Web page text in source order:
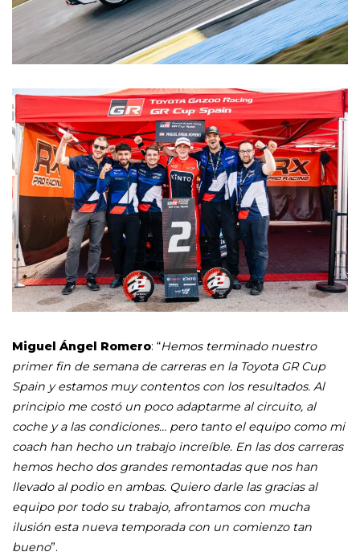
Miguel Ángel Romero: “Hemos terminado nuestro
primer fin de semana de carreras en la Toyota GR Cup
Spain y estamos muy contentos con los resultados. Al
principio me costó un poco adaptarme al circuito, al
coche y a las condiciones… pero tanto el equipo como mi
coach han hecho un trabajo increíble. En las dos carreras
hemos hecho dos grandes remontadas que nos han
llevado al podio en ambas. Quiero darle las gracias al
equipo por todo su trabajo, afrontamos con mucha
ilusión esta nueva temporada con un comienzo tan
bueno”.